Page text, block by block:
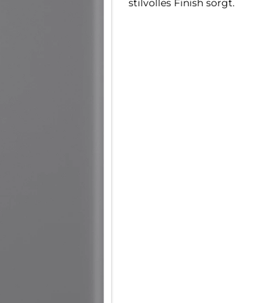
stilvolles Finish sorgt.